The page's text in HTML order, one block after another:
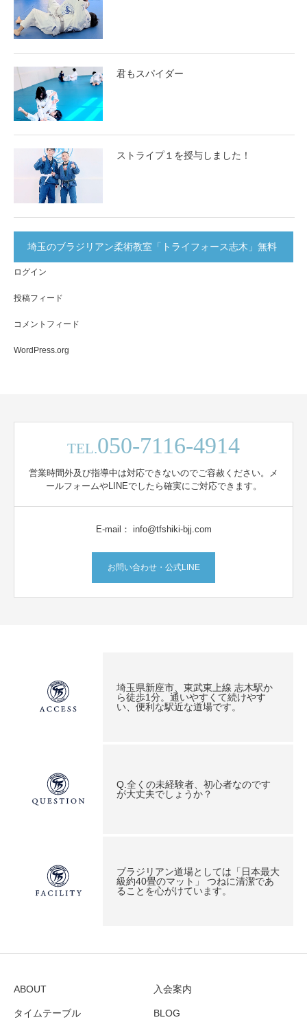
君もスパイダー
ストライプ１を授与しました！
埼玉のブラジリアン柔術教室「トライフォース志木」無料
体験実施中！
ログイン
投稿フィード
コメントフィード
WordPress.org
TEL.050-7116-4914
営業時間外及び指導中は対応できないのでご容赦ください。メ
ールフォームやLINEでしたら確実にご対応できます。
E-mail： info@tfshiki-bjj.com
お問い合わせ・公式LINE
埼玉県新座市、東武東上線 志木駅か
ら徒歩1分。通いやすくて続けやす
い、便利な駅近な道場です。
Q.全くの未経験者、初心者なのです
が大丈夫でしょうか？
ブラジリアン道場としては「日本最大
級約40畳のマット」 つねに清潔であ
ることを心がけています。
ABOUT 入会案内
タイムテーブル BLOG